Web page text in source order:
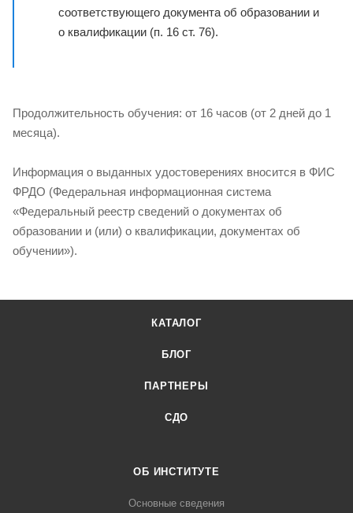
соответствующего документа об образовании и
о квалификации (п. 16 ст. 76).
Продолжительность обучения: от 16 часов (от 2 дней до 1
месяца).
Информация о выданных удостоверениях вносится в ФИС
ФРДО (Федеральная информационная система
«Федеральный реестр сведений о документах об
образовании и (или) о квалификации, документах об
обучении»).
КАТАЛОГ
БЛОГ
ПАРТНЕРЫ
СДО
ОБ ИНСТИТУТЕ
Основные сведения